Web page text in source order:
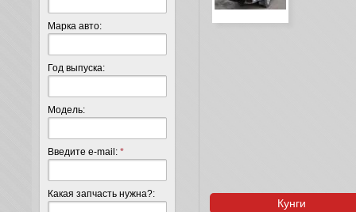
Кунги
Марка авто:
Год выпуска:
Модель:
Введите e-mail: *
Какая запчасть нужна?: